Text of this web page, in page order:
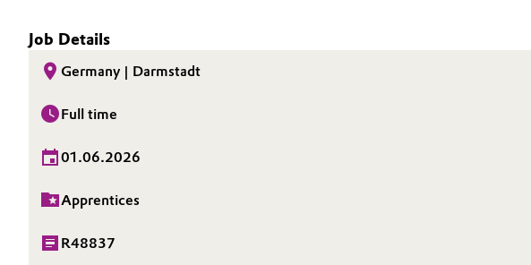
Job Details
Germany | Darmstadt
Full time
01.06.2026
Apprentices
R48837